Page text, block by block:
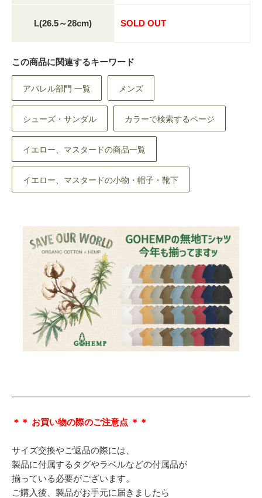
L(26.5～28cm) SOLD OUT
この商品に関連するキーワード
アパレル部門 一覧 メンズ
シューズ・サンダル カラーで検索するページ
イエロー、マスタードの商品一覧
イエロー、マスタードの小物・帽子・靴下
＊＊ お買い物の際のご注意点 ＊＊
サイズ交換やご返品の際には、
製品に付属するタグやラベルなどの付属品が
揃っている必要がございます。
ご購入後、製品がお手元に届きましたら